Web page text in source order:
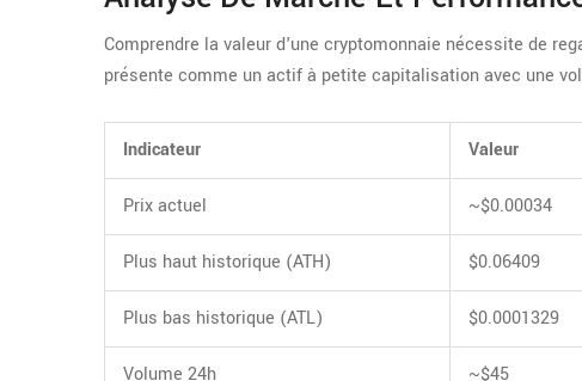
Comprendre la valeur d'une cryptomonnaie nécessite de
présente comme un actif à petite capitalisation avec une
Indicateur Valeur
Prix actuel ~$0.00034
Plus haut historique (ATH) $0.06409
Plus bas historique (ATL) $0.0001329
Volume 24h ~$45